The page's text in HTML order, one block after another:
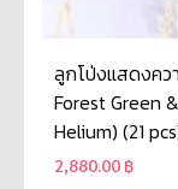
ลูกโป่งแสดงค
Forest Green
Helium) (21
2,880.00 ฿